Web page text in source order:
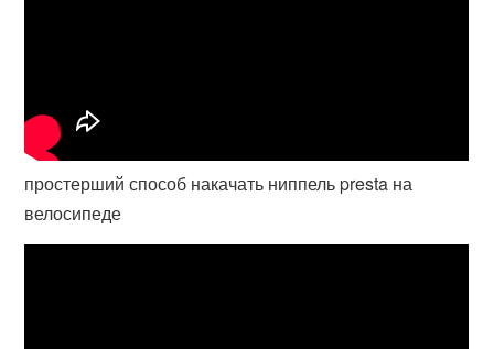
простерший способ накачать ниппель presta на
велосипеде